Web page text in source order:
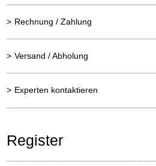
> Rechnung / Zahlung
> Versand / Abholung
> Experten kontaktieren
Register